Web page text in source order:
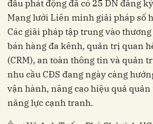
đầu phát động đã có 25 DN đăng
Mạng lưới Liên minh giải pháp số
Các giải pháp tập trung vào
bán hàng đa kênh, quản trị quan
(CRM), an toàn thông tin và quản
nhu cầu CĐS đang ngày càng
vận hành, nâng cao hiệu quả
năng lực cạnh tranh.